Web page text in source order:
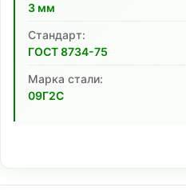
3 мм
Cтандарт:
ГОСТ 8734-75
Марка стали:
09Г2С